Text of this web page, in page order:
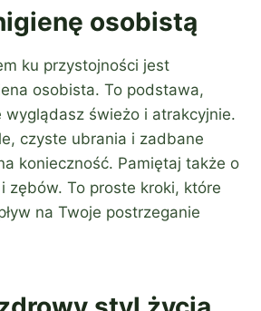
osobistą
ku przystojności jest
osobista. To podstawa,
wyglądasz świeżo i atrakcyjnie.
czyste ubrania i zadbane
konieczność. Pamiętaj także o
zębów. To proste kroki, które
na Twoje postrzeganie